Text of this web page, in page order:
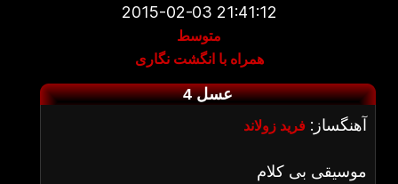
2015-02-03 21:41:12
متوسط
همراه با انگشت نگاری
عسل 4
آهنگساز: فرید زولاند
موسیقی بی کلام